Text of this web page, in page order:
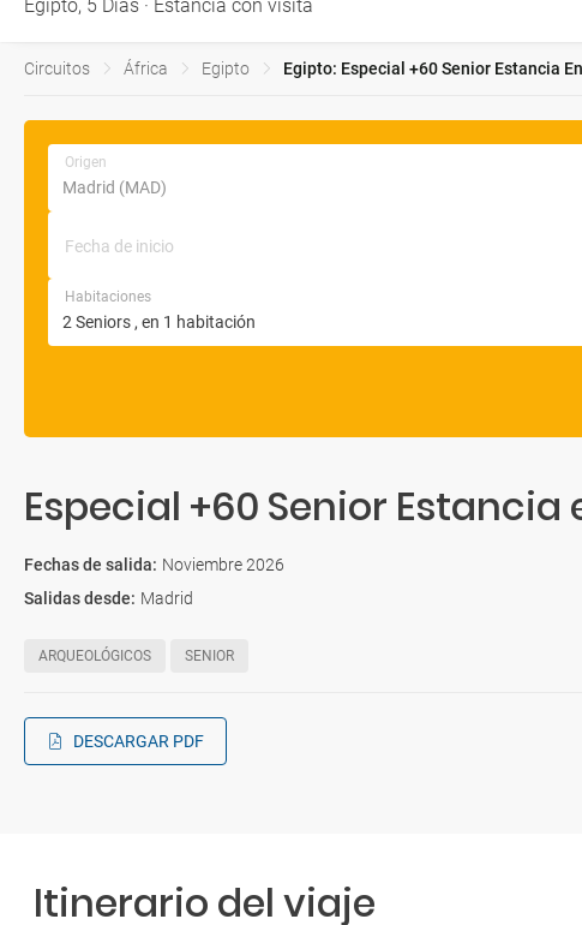
Egipto, 5 Días · Estancia con visita
Circuitos África Egipto Egipto: Especial +60 Senior Estancia
Origen
Fecha de inicio
Habitaciones
Especial +60 Senior Estancia
ARQUEOLÓGICOS SENIOR
Fechas de salida: Noviembre 2026
Salidas desde: Madrid
DESCARGAR PDF
Itinerario del viaje